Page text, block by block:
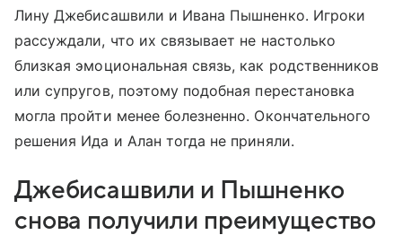
Лину Джебисашвили и Ивана Пышненко. Игроки
рассуждали, что их связывает не настолько
близкая эмоциональная связь, как родственников
или супругов, поэтому подобная перестановка
могла пройти менее болезненно. Окончательного
решения Ида и Алан тогда не приняли.
Джебисашвили и Пышненко
снова получили преимущество